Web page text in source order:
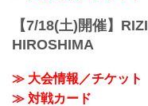
【7/18(土)開催】
HIROSHIMA
≫ 大会情報／チケット
≫ 対戦カード